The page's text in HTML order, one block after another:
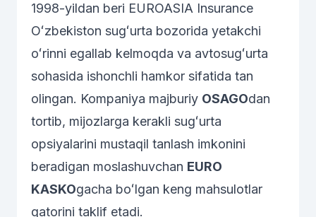
1998-yildan beri EUROASIA Insurance
Oʻzbekiston sugʻurta bozorida yetakchi
oʻrinni egallab kelmoqda va avtosugʻurta
sohasida ishonchli hamkor sifatida tan
olingan. Kompaniya majburiy OSAGOdan
tortib, mijozlarga kerakli sugʻurta
opsiyalarini mustaqil tanlash imkonini
beradigan moslashuvchan EURO
KASKOgacha boʻlgan keng mahsulotlar
qatorini taklif etadi.